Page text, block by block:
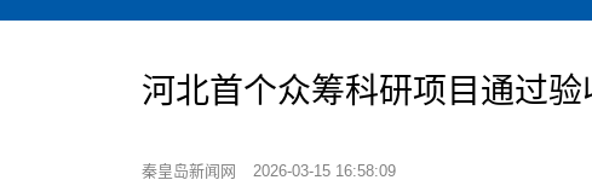
河北首个众筹科研项目通过
秦皇岛新闻网 2026-03-15 16:58:09